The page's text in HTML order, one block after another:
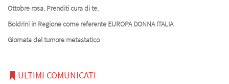
Ottobre rosa. Prenditi cura di te.
Boldrini in Regione come referente EUROPA DONNA ITALIA
Giornata del tumore metastatico
ULTIMI COMUNICATI